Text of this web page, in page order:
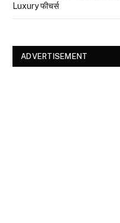
Luxury फीचर्स
ADVERTISEMENT